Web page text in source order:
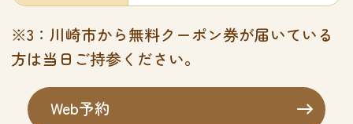
※3：川崎市から無料クーポン券が届いている
方は当日ご持参ください。
Web予約